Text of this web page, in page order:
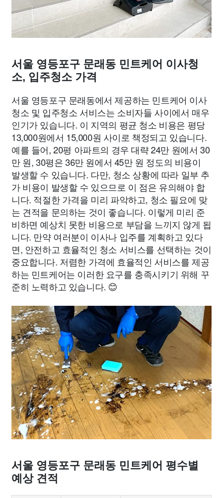
서울 영등포구 문래동 민트케어 이사청
소, 입주청소 가격
서울 영등포구 문래동에서 제공하는 민트케어 이사
청소 및 입주청소 서비스는 소비자들 사이에서 매우
인기가 있습니다. 이 지역의 평균 청소 비용은 평당
13,000원에서 15,000원 사이로 책정되고 있습니다.
예를 들어, 20평 아파트의 경우 대략 24만 원에서 30
만 원, 30평은 36만 원에서 45만 원 정도의 비용이
발생할 수 있습니다. 다만, 청소 상황에 따라 일부 추
가 비용이 발생할 수 있으므로 이 점은 유의해야 합
니다. 적절한 가격을 미리 파악하고, 청소 필요에 맞
는 견적을 문의하는 것이 좋습니다. 이렇게 미리 준
비하면 예상치 못한 비용으로 부담을 느끼지 않게 됩
니다. 만약 여러분이 이사나 입주를 계획하고 있다
면, 안전하고 효율적인 청소 서비스를 선택하는 것이
중요합니다. 저렴한 가격에 효율적인 서비스를 제공
하는 민트케어는 이러한 요구를 충족시키기 위해 꾸
준히 노력하고 있습니다. 😊
서울 영등포구 문래동 민트케어 평수별
예상 견적